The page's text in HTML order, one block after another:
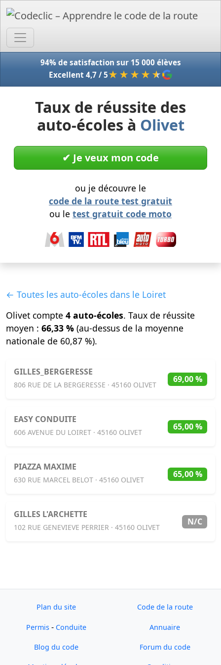
94% de satisfaction sur 15 000 élèves
Excellent 4,7 / 5★★★★ ★
Taux de réussite des
auto-écoles à Olivet
✔︎ Je veux mon code
ou je découvre le
code de la route test gratuit
ou le test gratuit code moto
← Toutes les auto-écoles dans le Loiret
Olivet compte 4 auto-écoles. Taux de réussite
moyen : 66,33 % (au-dessus de la moyenne
nationale de 60,87 %).
GILLES_BERGERESSE
806 RUE DE LA BERGERESSE · 45160 OLIVET
69,00 %
EASY CONDUITE
606 AVENUE DU LOIRET · 45160 OLIVET
65,00 %
PIAZZA MAXIME
630 RUE MARCEL BELOT · 45160 OLIVET
65,00 %
GILLES L'ARCHETTE
102 RUE GENEVIEVE PERRIER · 45160 OLIVET
N/C
Plan du site Code de la route
Permis - Conduite Annuaire
Blog du code Forum du code